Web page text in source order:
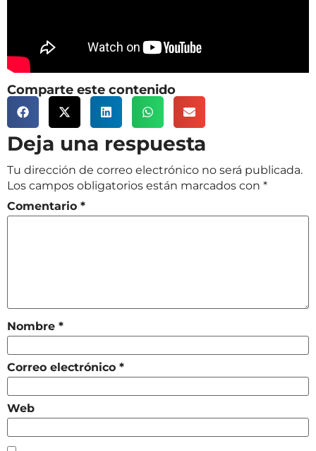
Comparte este contenido
Deja una respuesta
Tu dirección de correo electrónico no será publicada.
Los campos obligatorios están marcados con *
Comentario *
Nombre *
Correo electrónico *
Web